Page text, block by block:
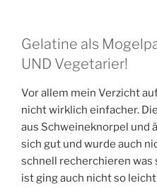
Gelatine als
UND Vegetarier!
Vor allem mein Verzicht
nicht wirklich einfacher.
aus Schweineknorpel und
sich gut und wurde auch
schnell recherchieren was
ist ging auch nicht so